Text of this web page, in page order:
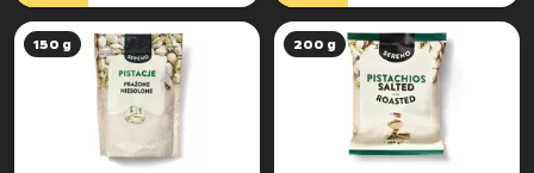
150 g 200 g